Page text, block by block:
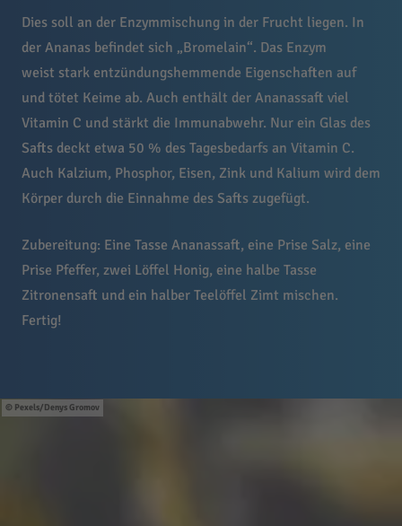
Dies soll an der Enzymmischung in der Frucht liegen. In
der Ananas befindet sich „Bromelain“. Das Enzym
weist stark entzündungshemmende Eigenschaften auf
und tötet Keime ab. Auch enthält der Ananassaft viel
Vitamin C und stärkt die Immunabwehr. Nur ein Glas des
Safts deckt etwa 50 % des Tagesbedarfs an Vitamin C.
Auch Kalzium, Phosphor, Eisen, Zink und Kalium wird dem
Körper durch die Einnahme des Safts zugefügt.
Zubereitung: Eine Tasse Ananassaft, eine Prise Salz, eine
Prise Pfeffer, zwei Löffel Honig, eine halbe Tasse
Zitronensaft und ein halber Teelöffel Zimt mischen.
Fertig!
Pexels/Denys Gromov